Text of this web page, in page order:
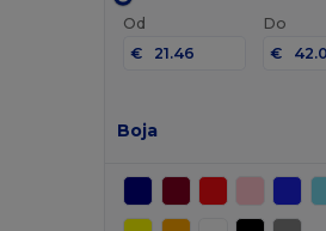
Od
€
Do
€
Boja